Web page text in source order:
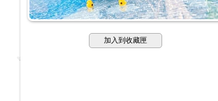
加入到收藏匣